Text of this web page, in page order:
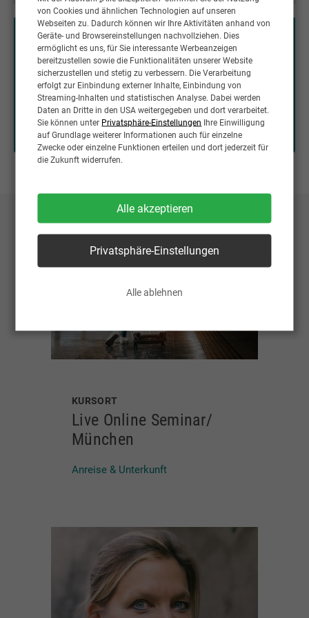
von Cookies und ähnlichen Technologien auf unseren
Webseiten zu. Dadurch können wir Ihre Aktivitäten anhand von
Geräte- und Browsereinstellungen nachvollziehen. Dies
ermöglicht es uns, für Sie interessante Werbeanzeigen
bereitzustellen sowie die Funktionalitäten unserer Website
sicherzustellen und stetig zu verbessern. Die Verarbeitung
erfolgt zur Einbindung externer Inhalte, Einbindung von
Streaming-Inhalten und statistischen Analyse. Dabei werden
Daten an Dritte in den USA weitergegeben und dort verarbeitet.
Sie können unter Privatsphäre-Einstellungen Ihre Einwilligung
auf Grundlage weiterer Informationen auch für einzelne
Zwecke oder einzelne Funktionen erteilen und dort jederzeit für
die Zukunft widerrufen.
Alle akzeptieren
Privatsphäre-Einstellungen
Alle ablehnen
Achtung!
Interessenten aus anderen Bundesländern als Bayern
und NRW erkundigen sich bitte bei Ihrer lokal
zuständigen Gesundheitsbehörde, ob das Curriculum
für die Erteilung der sektoralen Heilpraktikererlaubnis
für Physiotherapie nach Aktenlage anerkannt wird.
KURSORT
Live Online Seminar/
München
Anreise & Unterkunft